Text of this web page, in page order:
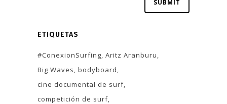
ETIQUETAS
#ConexionSurfing Aritz Aranburu
Big Waves bodyboard
cine documental de surf
competición de surf